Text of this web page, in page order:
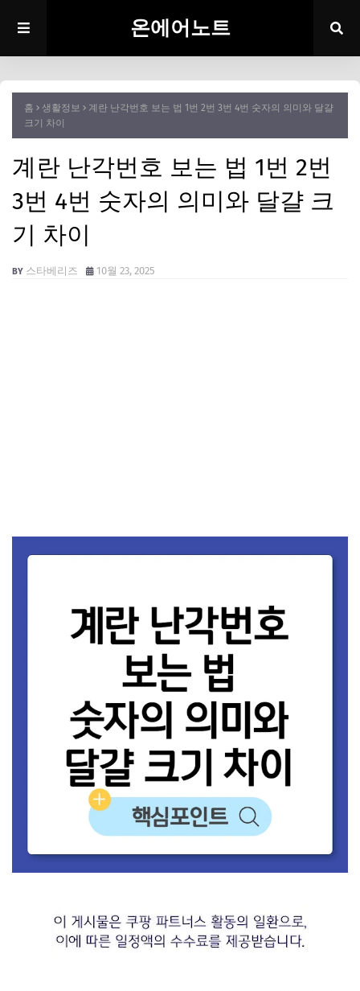
온에어노트
홈 생활정보
계란 난각번호 보는 법 1번 2번 3번 4번 숫자의 의미와 달걀
크기 차이
계란 난각번호 보는 법 1번 2번
3번 4번 숫자의 의미와 달걀 크
기 차이
스타베리즈 10월 23, 2025